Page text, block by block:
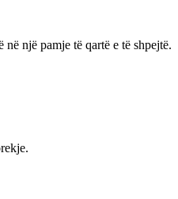
një pamje të qartë e të shpejtë.